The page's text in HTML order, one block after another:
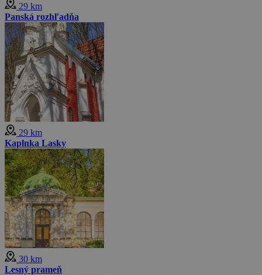
29 km
Panská rozhľadňa
29 km
Kaplnka Lasky
30 km
Lesný prameň